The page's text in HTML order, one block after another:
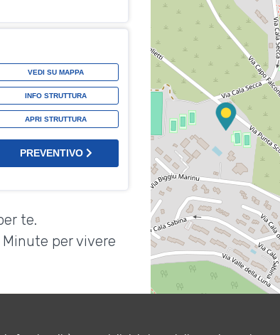
VEDI SU MAPPA
INFO STRUTTURA
APRI STRUTTURA
PREVENTIVO
te.
per vivere